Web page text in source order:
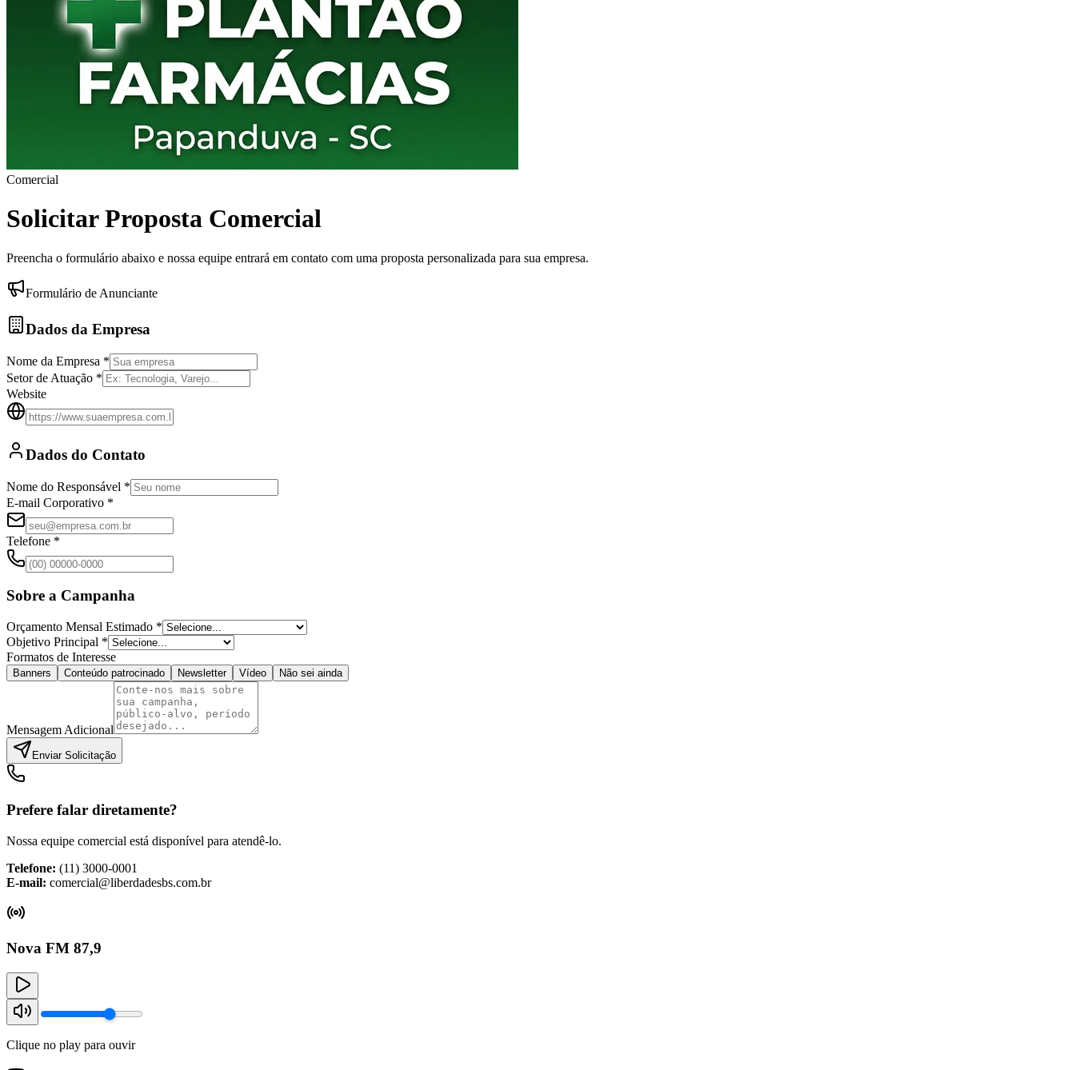
Comercial
Solicitar Proposta Comercial
Preencha o formulário abaixo e nossa equipe entrará em contato com uma proposta personalizada para sua empresa.
Formulário de Anunciante
Dados da Empresa
Nome da Empresa *
Setor de Atuação *
Website
Dados do Contato
Nome do Responsável *
E-mail Corporativo *
Telefone *
Sobre a Campanha
Orçamento Mensal Estimado *
Objetivo Principal *
Formatos de Interesse
Banners Conteúdo patrocinado Newsletter Vídeo Não sei ainda
Mensagem Adicional
Enviar Solicitação
Prefere falar diretamente?
Nossa equipe comercial está disponível para atendê-lo.
Telefone: (11) 3000-0001
E-mail: comercial@liberdadesbs.com.br
Nova FM 87,9
Clique no play para ouvir